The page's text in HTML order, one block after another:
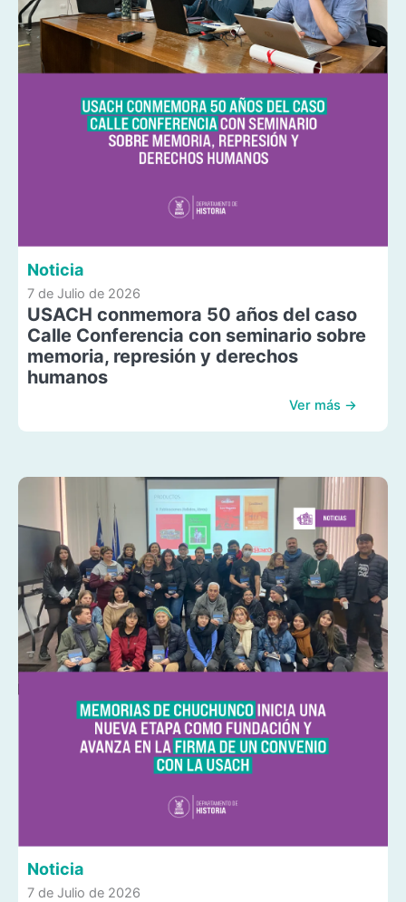
Noticia
7 de Julio de 2026
USACH conmemora 50 años del caso
Calle Conferencia con seminario sobre
memoria, represión y derechos
humanos
Ver más →
Noticia
7 de Julio de 2026